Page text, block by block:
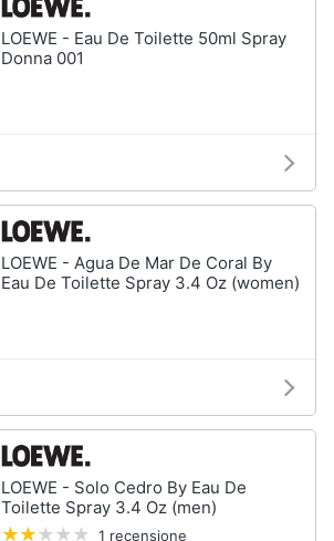
LOEWE - Eau De Toilette 50ml Spray
Donna 001
LOEWE - Agua De Mar De Coral By
Eau De Toilette Spray 3.4 Oz (women)
LOEWE - Solo Cedro By Eau De
Toilette Spray 3.4 Oz (men)
1 recensione